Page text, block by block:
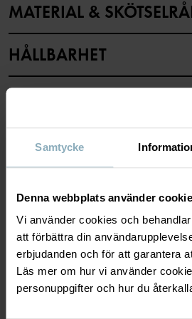
Samtycke
Denna webbplats använder
Vi använder cookies och
att förbättra din
erbjudanden och för att garantera
Läs mer om hur vi använder
personuppgifter och hur du
Tillverkningsland Indien
Läs mer
MATERIAL &
Material
Skötselråd
30°C skontvätt
Ej blekning
Ej torktumling
Strykning låg temperatur
Ej kemtvätt
HÅLLBARHET
Leverans & retur
Leverans
Vi erbjuder fri frakt över 699 kr och
kassan visas de tillgängliga
postnummer som ordern ska levereras
DU KANSKE OCKSÅ GILLAR